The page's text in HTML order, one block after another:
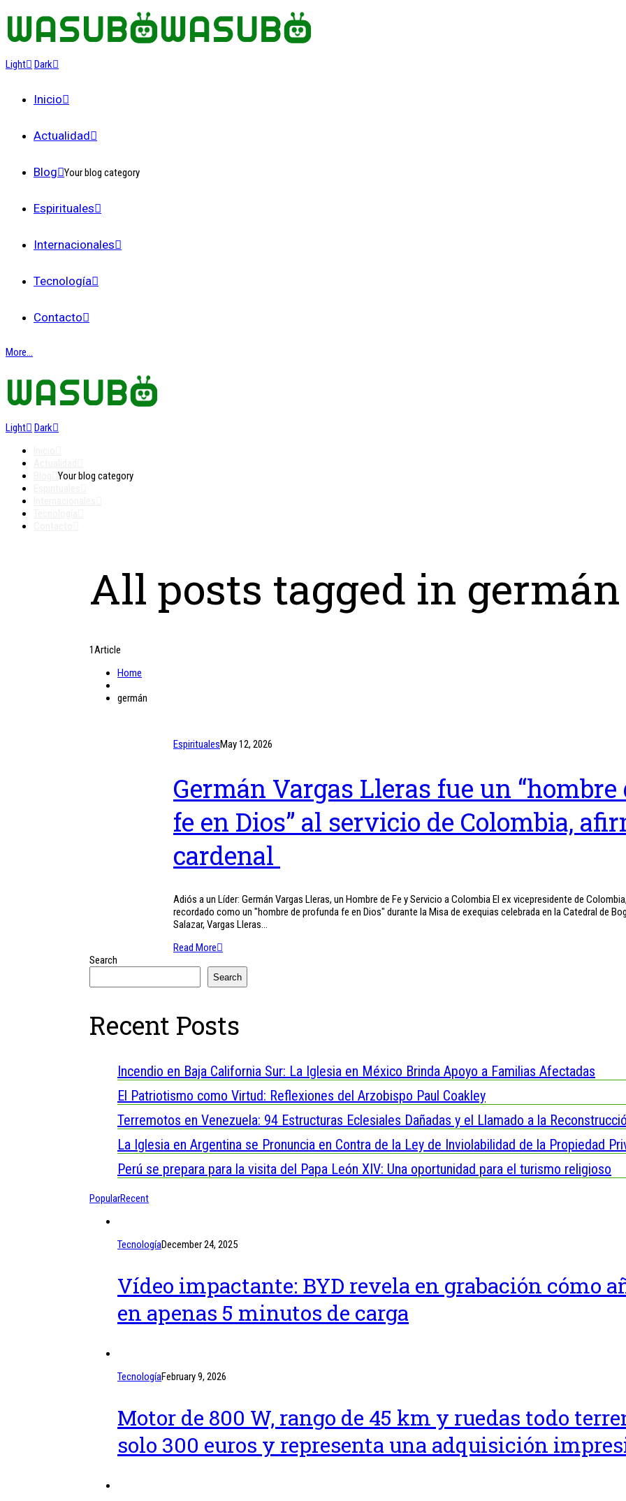
Light Dark
Inicio
Actualidad
Blog Your blog category
Espirituales
Internacionales
Tecnología
Contacto
More...
Light
Dark
Your blog category
All posts tagged in germán
1Article
Home
germán
EspiritualesMay 12, 2026
Germán Vargas Lleras fue un
fe en Dios” al servicio de Colombia,
cardenal
Adiós a un Líder: Germán Vargas Lleras, un Hombre de Fe y Servicio a Colombia El ex vicepresidente de
recordado como un "hombre de profunda fe en Dios" durante la Misa de exequias celebrada en la Catedral de
Salazar, Vargas Lleras...
Read More
Search
Search
Recent Posts
Incendio en Baja California Sur: La Iglesia en México Brinda Apoyo a Familias Afectadas
El Patriotismo como Virtud: Reflexiones del Arzobispo Paul Coakley
Terremotos en Venezuela: 94 Estructuras Eclesiales Dañadas y el Llamado a la
La Iglesia en Argentina se Pronuncia en Contra de la Ley de Inviolabilidad de la Propiedad
Perú se prepara para la visita del Papa León XIV: Una oportunidad para el turismo religioso
PopularRecent
TecnologíaDecember 24, 2025
Vídeo impactante: BYD revela en grabación cómo
en apenas 5 minutos de carga
TecnologíaFebruary 9, 2026
Motor de 800 W, rango de 45 km y ruedas todo
solo 300 euros y representa una adquisición